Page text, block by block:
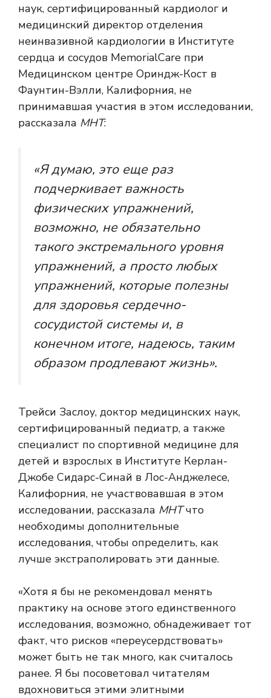
наук, сертифицированный кардиолог и
медицинский директор отделения
неинвазивной кардиологии в Институте
сердца и сосудов MemorialCare при
Медицинском центре Ориндж-Кост в
Фаунтин-Вэлли, Калифорния, не
принимавшая участия в этом исследовании,
рассказала МНТ:
«Я думаю, это еще раз
подчеркивает важность
физических упражнений,
возможно, не обязательно
такого экстремального уровня
упражнений, а просто любых
упражнений, которые полезны
для здоровья сердечно-
сосудистой системы и, в
конечном итоге, надеюсь, таким
образом продлевают жизнь».
Трейси Заслоу, доктор медицинских наук,
сертифицированный педиатр, а также
специалист по спортивной медицине для
детей и взрослых в Институте Керлан-
Джобе Сидарс-Синай в Лос-Анджелесе,
Калифорния, не участвовавшая в этом
исследовании, рассказала МНТчто
необходимы дополнительные
исследования, чтобы определить, как
лучше экстраполировать эти данные.
«Хотя я бы не рекомендовал менять
практику на основе этого единственного
исследования, возможно, обнадеживает тот
факт, что рисков «переусердствовать»
может быть не так много, как считалось
ранее. Я бы посоветовал читателям
вдохновиться этими элитными